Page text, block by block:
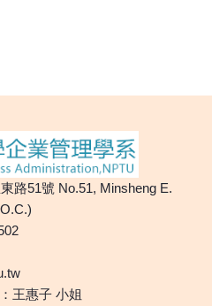
路51號 No.51, Minsheng E.
王惠子 小姐